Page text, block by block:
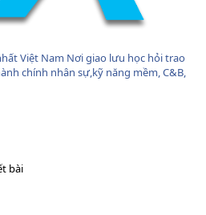
Việt Nam Nơi giao lưu học hỏi trao
chính nhân sự,kỹ năng mềm, C&B,
bài